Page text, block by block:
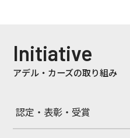
Initiative
アデル・カーズの取り組み
認定・表彰・受賞